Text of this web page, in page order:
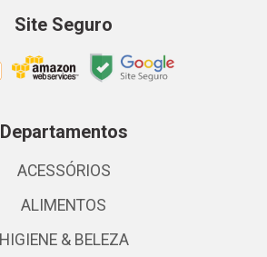
Site Seguro
Departamentos
ACESSÓRIOS
ALIMENTOS
HIGIENE & BELEZA